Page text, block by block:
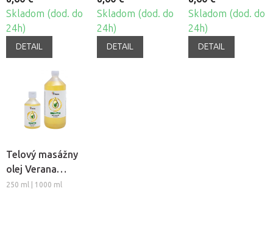
Skladom (dod. do
24h)
DETAIL
Skladom (dod. do
24h)
DETAIL
Skladom (dod. do
24h)
DETAIL
Telový masážny
olej Verana
Eukalyptus
250 ml | 1000 ml